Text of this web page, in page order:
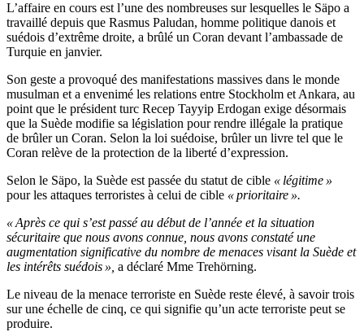
L’affaire en cours est l’une des nombreuses sur lesquelles le Säpo a
travaillé depuis que Rasmus Paludan, homme politique danois et
suédois d’extrême droite, a brûlé un Coran devant l’ambassade de
Turquie en janvier.
Son geste a provoqué des manifestations massives dans le monde
musulman et a envenimé les relations entre Stockholm et Ankara, au
point que le président turc Recep Tayyip Erdogan exige désormais
que la Suède modifie sa législation pour rendre illégale la pratique
de brûler un Coran. Selon la loi suédoise, brûler un livre tel que le
Coran relève de la protection de la liberté d’expression.
Selon le Säpo, la Suède est passée du statut de cible « légitime »
pour les attaques terroristes à celui de cible « prioritaire ».
« Après ce qui s’est passé au début de l’année et la situation
sécuritaire que nous avons connue, nous avons constaté une
augmentation significative du nombre de menaces visant la Suède et
les intérêts suédois », a déclaré Mme Trehörning.
Le niveau de la menace terroriste en Suède reste élevé, à savoir trois
sur une échelle de cinq, ce qui signifie qu’un acte terroriste peut se
produire.